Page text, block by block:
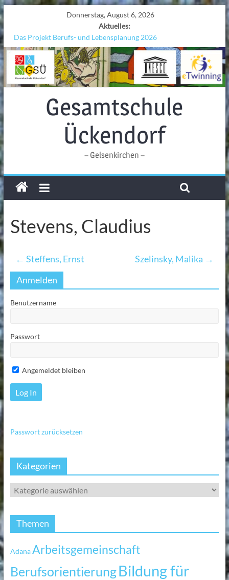
Donnerstag, August 6, 2026
Aktuelles:
Das Projekt Berufs- und Lebensplanung 2026
UNESCO Stadtradeln „Grenzen überwinden“
KCC-Workshop
Sicherheit auf den Wellen: Lehrkräfte bilden sich in Alicante fort
Ferien!!!
Gesamtschule
Ückendorf
– Gelsenkirchen –
Stevens, Claudius
← Steffens, Ernst Szelinsky, Malika →
Anmelden
Benutzername
Passwort
Angemeldet bleiben
Passwort zurücksetzen
Kategorien
Themen
AdanaArbeitsgemeinschaft
BerufsorientierungBildung für